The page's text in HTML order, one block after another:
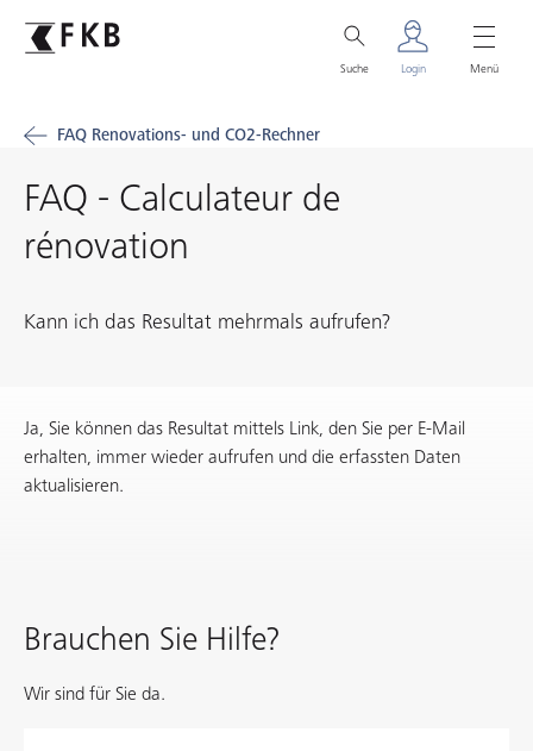
Suche Login Menü
FAQ Renovations- und CO2-Rechner
FAQ - Calculateur de
rénovation
Kann ich das Resultat mehrmals aufrufen?
Ja, Sie können das Resultat mittels Link, den Sie per E-Mail
erhalten, immer wieder aufrufen und die erfassten Daten
aktualisieren.
Brauchen Sie Hilfe?
Wir sind für Sie da.